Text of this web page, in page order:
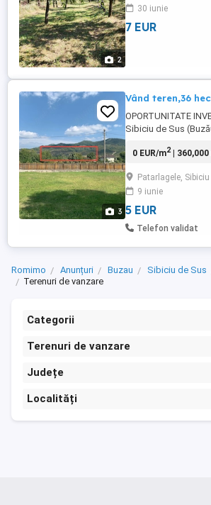
2
30 iunie
7 EUR
3
Vând teren,36
OPORTUNITATE
Sibiciu de Sus
compact în
localității Sibiciu de
Proprietatea oferă un
extraordinar pentru
0 EUR/m2| 360,000
Patarlagele,
9 iunie
5 EUR
Telefon validat
Romimo Anunțuri Buzau Sibiciu de Sus
Terenuri de vanzare
Categorii
Terenuri de vanzare
Județe
Localități